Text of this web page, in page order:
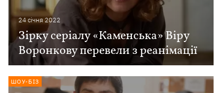
24 сiчня 2022
Зірку серіалу «Каменська» Віру
Воронкову перевели з реанімації
ШОУ-БІЗ